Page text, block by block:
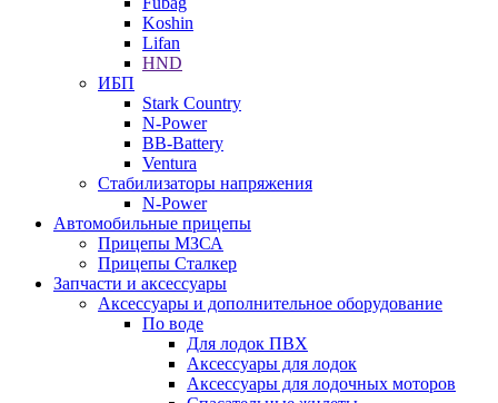
Koshin
Lifan
HND
ИБП
Stark Country
N-Power
BB-Battery
Ventura
Стабилизаторы напряжения
N-Power
Автомобильные прицепы
Прицепы МЗСА
Прицепы Сталкер
Запчасти и аксессуары
Аксессуары и дополнительное оборудование
По воде
Для лодок ПВХ
Аксессуары для лодок
Аксессуары для лодочных моторов